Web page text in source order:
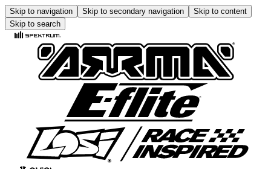
Skip to navigation Skip to secondary navigation
Skip to content
Skip to search